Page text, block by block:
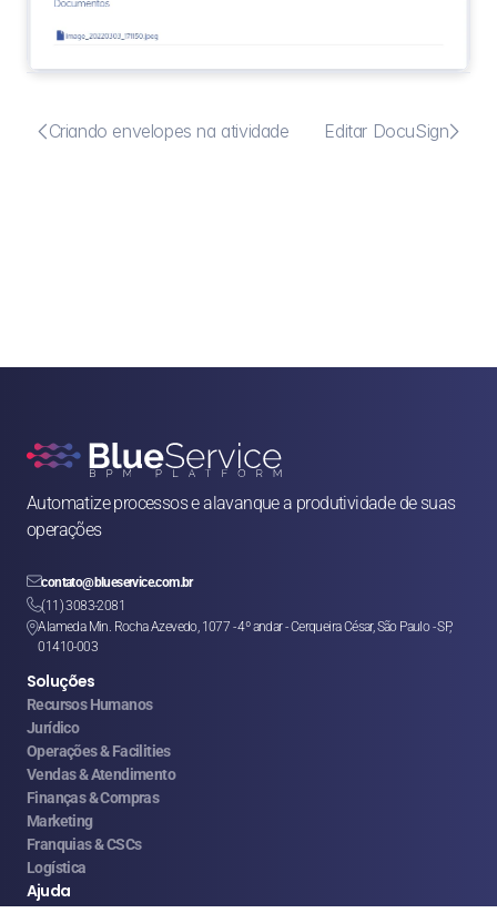
Criando envelopes na atividade Editar DocuSign
Automatize processos e alavanque a produtividade de suas
operações
contato@blueservice.com.br
(11) 3083-2081
Alameda Min. Rocha Azevedo, 1077 - 4º andar - Cerqueira César, São Paulo - SP,
01410-003
Soluções
Recursos Humanos
Jurídico
Operações & Facilities
Vendas & Atendimento
Finanças & Compras
Marketing
Franquias & CSCs
Logística
Ajuda